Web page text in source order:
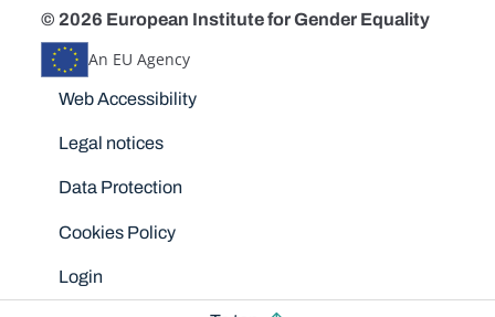
© 2026 European Institute for Gender Equality
An EU Agency
Disclaimers
Web Accessibility
Legal notices
Data Protection
Cookies Policy
Login